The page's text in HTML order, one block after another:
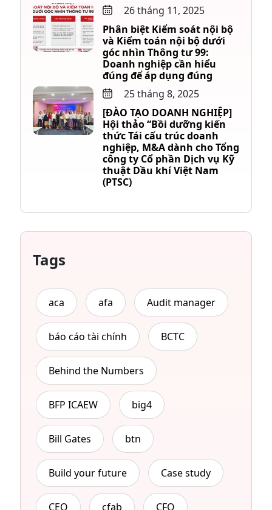
26 tháng 11, 2025
Phân biệt Kiểm soát nội bộ
và Kiểm toán nội bộ dưới
góc nhìn Thông tư 99:
Doanh nghiệp cần hiểu
đúng để áp dụng đúng
25 tháng 8, 2025
[ĐÀO TẠO DOANH NGHIỆP]
Hội thảo “Bồi dưỡng kiến
thức Tái cấu trúc doanh
nghiệp, M&A dành cho Tổng
công ty Cổ phần Dịch vụ Kỹ
thuật Dầu khí Việt Nam
(PTSC)
Tags
aca afa Audit manager
báo cáo tài chính BCTC
Behind the Numbers
BFP ICAEW big4
Bill Gates btn
Build your future Case study
CEO cfab CFO